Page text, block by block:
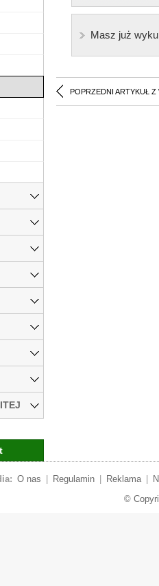
Masz już
POPRZEDNI ARTYKUŁ Z
O nas Regulamin Reklama
©